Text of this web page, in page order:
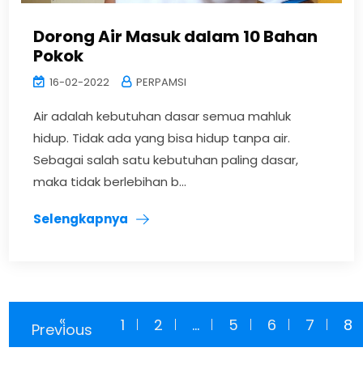
Dorong Air Masuk dalam 10 Bahan
Pokok
16-02-2022 PERPAMSI
Air adalah kebutuhan dasar semua mahluk
hidup. Tidak ada yang bisa hidup tanpa air.
Sebagai salah satu kebutuhan paling dasar,
maka tidak berlebihan b...
Selengkapnya
«
Previous 1 2 ... 5 6 7 8